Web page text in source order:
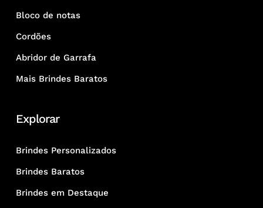
Bloco de notas
Cordões
Abridor de Garrafa
Mais Brindes Baratos
Explorar
Brindes Personalizados
Brindes Baratos
Brindes em Destaque